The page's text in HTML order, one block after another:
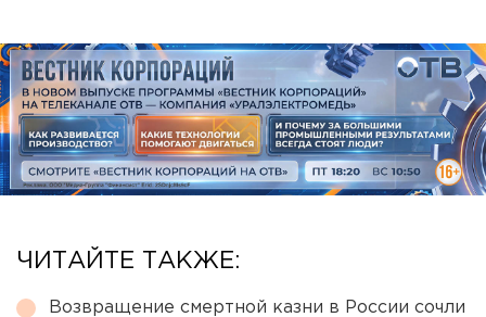
ЧИТАЙТЕ ТАКЖЕ:
Возвращение смертной казни в России сочли